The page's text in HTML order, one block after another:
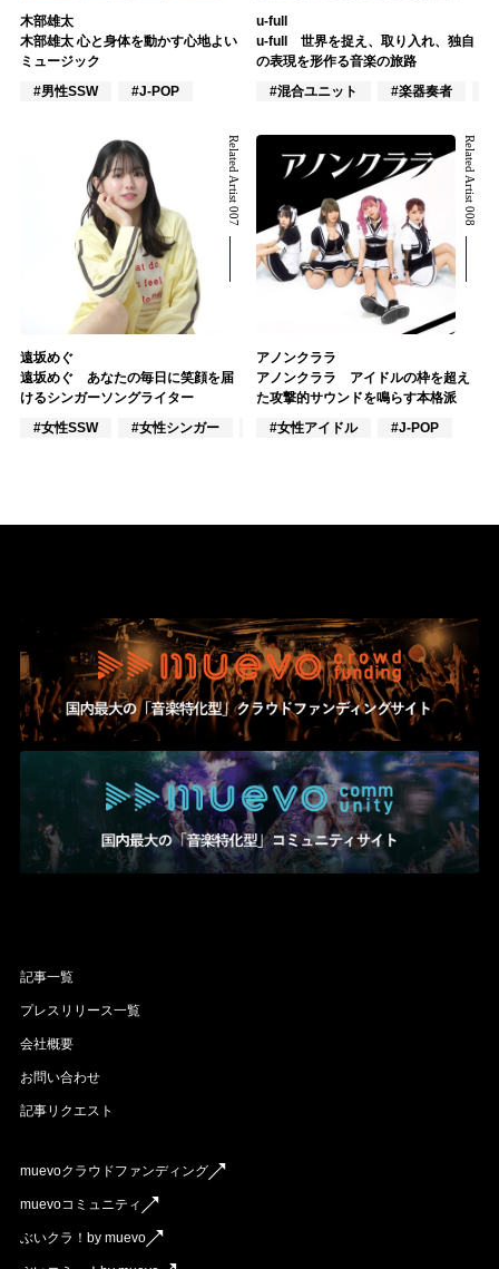
木部雄太
木部雄太 心と身体を動かす心地よい
ミュージック
#男性SSW
#J-POP
u-full
u-full 世界を捉え、取り入れ、独自
の表現を形作る音楽の旅路
#混合ユニット
#楽器奏者
Related Artist 007
遠坂めぐ
遠坂めぐ あなたの毎日に笑顔を届
けるシンガーソングライター
#女性SSW
#女性シンガー #インディーズ
Related Artist 008
アノンクララ
アノンクララ アイドルの枠を超え
た攻撃的サウンドを鳴らす本格派
#女性アイドル
#J-POP
記事一覧
プレスリリース一覧
会社概要
お問い合わせ
記事リクエスト
muevoクラウドファンディング
muevoコミュニティ
ぶいクラ！by muevo